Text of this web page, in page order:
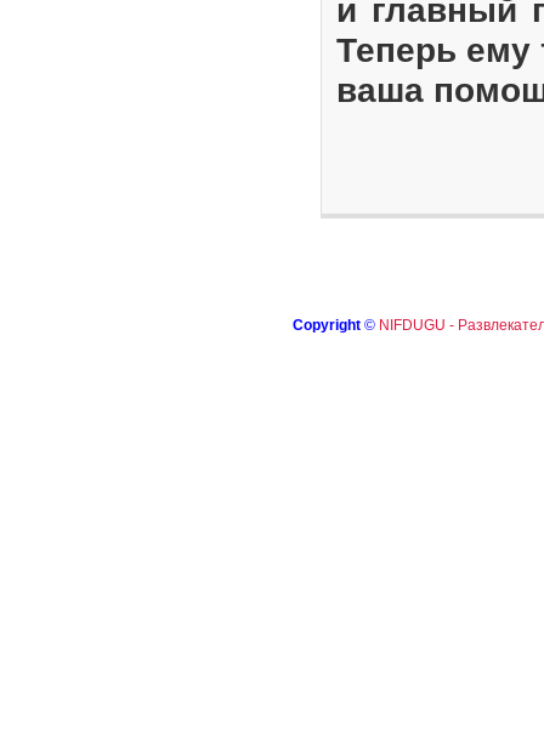
и главный
Теперь ему
ваша
Copyright © NIFDUGU -